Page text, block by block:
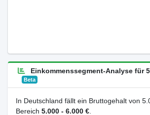
Einkommenssegment-Analyse für
Beta
In Deutschland fällt ein Bruttogehalt von
Bereich 5.000 - 6.000 €.